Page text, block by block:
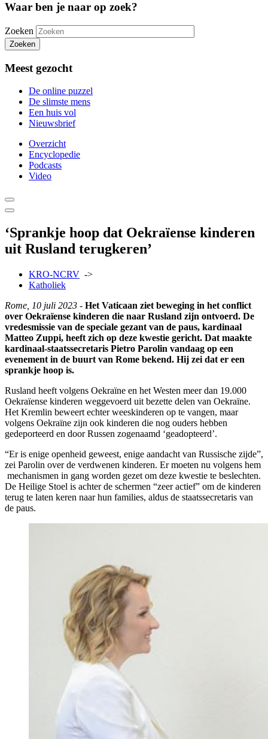
Waar ben je naar op zoek?
Zoeken
Zoeken
Meest gezocht
De online puzzel
De slimste mens
Een huis vol
Nieuwsbrief
Overzicht
Encyclopedie
Podcasts
Video
‘Sprankje hoop dat Oekraïense kinderen
uit Rusland terugkeren’
KRO-NCRV ->
Katholiek
Rome, 10 juli 2023 - Het Vaticaan ziet beweging in het conflict
over Oekraïense kinderen die naar Rusland zijn ontvoerd. De
vredesmissie van de speciale gezant van de paus, kardinaal
Matteo Zuppi, heeft zich op deze kwestie gericht. Dat maakte
kardinaal-staatssecretaris Pietro Parolin vandaag op een
evenement in de buurt van Rome bekend. Hij zei dat er een
sprankje hoop is.
Rusland heeft volgens Oekraïne en het Westen meer dan 19.000
Oekraïense kinderen weggevoerd uit bezette delen van Oekraïne.
Het Kremlin beweert echter weeskinderen op te vangen, maar
volgens Oekraïne zijn ook kinderen die nog ouders hebben
gedeporteerd en door Russen zogenaamd ‘geadopteerd’.
“Er is enige openheid geweest, enige aandacht van Russische zijde”,
zei Parolin over de verdwenen kinderen. Er moeten nu volgens hem
mechanismen in gang worden gezet om deze kwestie te beslechten.
De Heilige Stoel is achter de schermen “zeer actief” om de kinderen
terug te laten keren naar hun families, aldus de staatssecretaris van
de paus.